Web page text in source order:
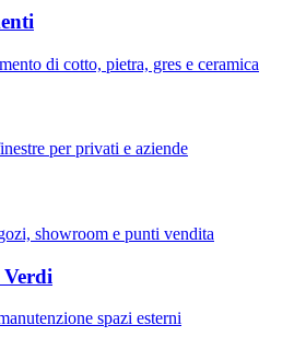
di cotto, pietra, gres e ceramica
per privati e aziende
showroom e punti vendita
spazi esterni